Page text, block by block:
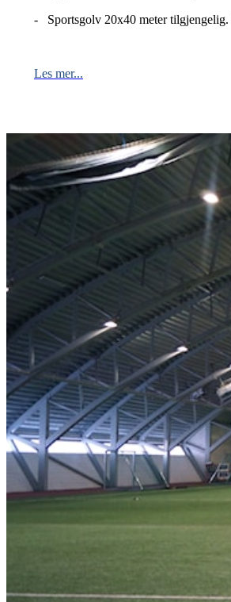
- Sportsgolv 20x40 meter
Les mer...